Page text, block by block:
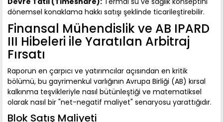
dönemsel konaklama hakkı satışı şeklinde ticarileştirebilir.
Finansal Mühendislik ve AB IPARD
III Hibeleri ile Yaratılan Arbitraj
Fırsatı
Raporun en çarpıcı ve yatırımcılar açısından en kritik
bölümü, bu gayrimenkul varlığının Avrupa Birliği (AB) kırsal
kalkınma teşvikleriyle nasıl bütünleştiği ve matematiksel
olarak nasıl bir "net-negatif maliyet" senaryosu yarattığıdır.
Blok Satış Maliyeti